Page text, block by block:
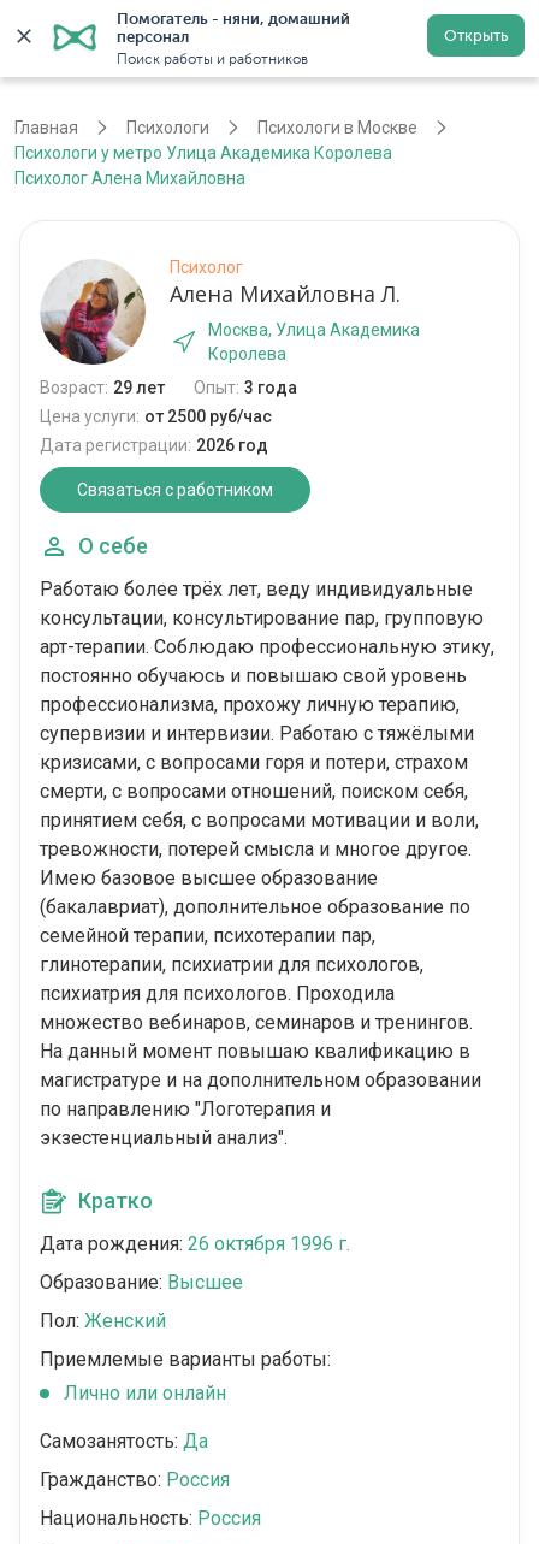
Помогатель - няни, домашний
персонал
Поиск работы и работников
Открыть
Регистрация
Главная Психологи
Психологи в Москве
Психологи у метро Улица Академика Королева
Психолог Алена Михайловна
Психолог
Алена Михайловна Л.
Москва, Улица Академика
Королева
Возраст: 29 лет Опыт: 3 года
Цена услуги: от 2500 руб/час
Дата регистрации: 2026 год
Связаться с работником
О себе
Работаю более трёх лет, веду индивидуальные
консультации, консультирование пар, групповую
арт-терапии. Соблюдаю профессиональную этику,
постоянно обучаюсь и повышаю свой уровень
профессионализма, прохожу личную терапию,
супервизии и интервизии. Работаю с тяжёлыми
кризисами, с вопросами горя и потери, страхом
смерти, с вопросами отношений, поиском себя,
принятием себя, с вопросами мотивации и воли,
тревожности, потерей смысла и многое другое.
Имею базовое высшее образование
(бакалавриат), дополнительное образование по
семейной терапии, психотерапии пар,
глинотерапии, психиатрии для психологов,
психиатрия для психологов. Проходила
множество вебинаров, семинаров и тренингов.
На данный момент повышаю квалификацию в
магистратуре и на дополнительном образовании
по направлению "Логотерапия и
экзестенциальный анализ".
Кратко
Дата рождения: 26 октября 1996 г.
Образование: Высшее
Пол: Женский
Приемлемые варианты работы:
Лично или онлайн
Самозанятость: Да
Гражданство: Россия
Национальность: Россия